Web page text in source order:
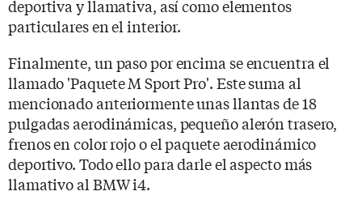
deportiva y llamativa, así como elementos
particulares en el interior.
Finalmente, un paso por encima se encuentra el
llamado 'Paquete M Sport Pro'. Este suma al
mencionado anteriormente unas llantas de 18
pulgadas aerodinámicas, pequeño alerón trasero,
frenos en color rojo o el paquete aerodinámico
deportivo. Todo ello para darle el aspecto más
llamativo al BMW i4.